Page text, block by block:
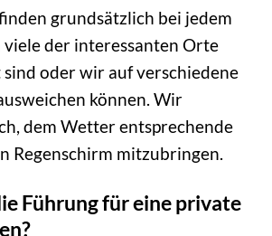
grundsätzlich bei jedem
der interessanten Orte
oder wir auf verschiedene
können. Wir
dem Wetter entsprechende
Regenschirm mitzubringen.
Führung für eine private